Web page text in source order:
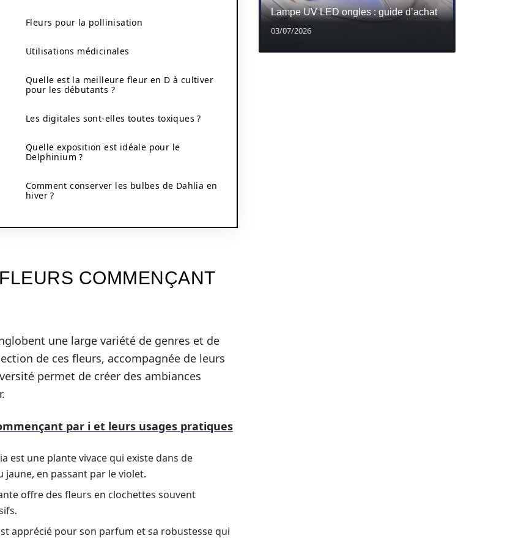
Fleurs pour la pollinisation
Utilisations médicinales
Quelle est la meilleure fleur en D à cultiver
pour les débutants ?
Les digitales sont-elles toutes toxiques ?
Quelle exposition est idéale pour le
Delphinium ?
Comment conserver les bulbes de Dahlia en
hiver ?
COMMENÇANT
une large variété de genres et de
de ces fleurs, accompagnée de leurs
permet de créer des ambiances
par i et leurs usages pratiques
est une plante vivace qui existe dans de
en passant par le violet.
offre des fleurs en clochettes souvent
apprécié pour son parfum et sa robustesse qui
Lampe UV LED ongles : guide d’achat
03/07/2026